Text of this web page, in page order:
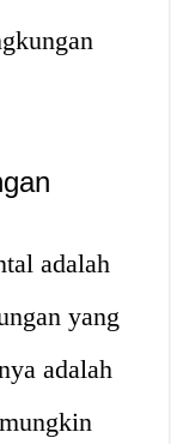
adalah
yang
adalah